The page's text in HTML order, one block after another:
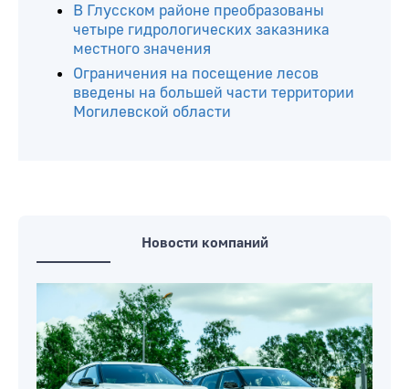
В Глусском районе преобразованы
четыре гидрологических заказника
местного значения
Ограничения на посещение лесов
введены на большей части территории
Могилевской области
Новости компаний